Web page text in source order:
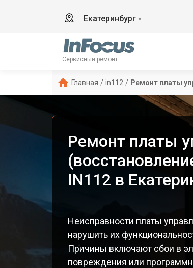
Екатеринбург ▼
Сервисный ремонт
Главная / in112 / Ремонт платы
Ремонт платы
IN112 в
Неисправности платы
нарушить их
Причины включают сбои в
повреждения или